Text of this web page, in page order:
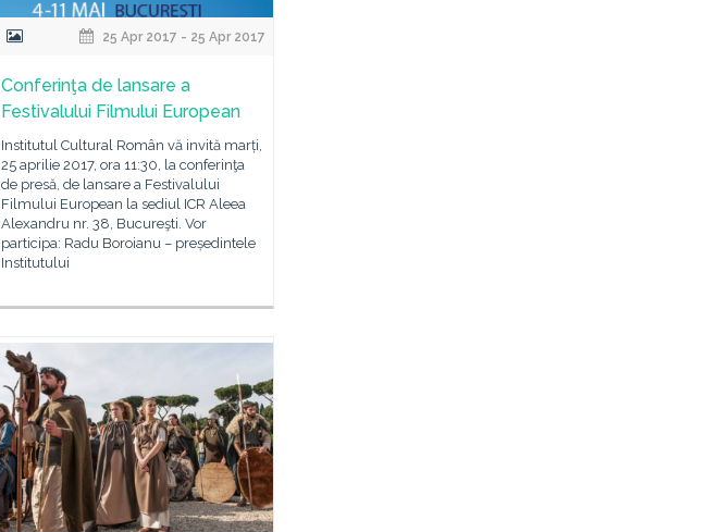
25 Apr 2017 - 25 Apr 2017
Conferinţa de lansare a
Festivalului Filmului European
Institutul Cultural Român vă invită marți,
25 aprilie 2017, ora 11:30, la conferinţa
de presă, de lansare a Festivalului
Filmului European la sediul ICR Aleea
Alexandru nr. 38, Bucureşti. Vor
participa: Radu Boroianu – președintele
Institutului